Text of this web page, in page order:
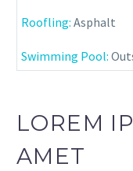
Roofling: Asphalt
Swimming Pool:
LOREM
AMET